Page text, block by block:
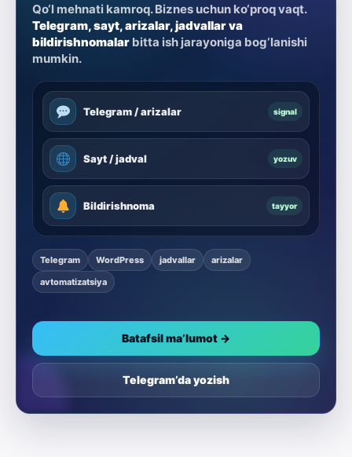
Qo‘l mehnati kamroq. Biznes uchun ko‘proq vaqt.
Telegram, sayt, arizalar, jadvallar va
bildirishnomalar bitta ish jarayoniga bog‘lanishi
mumkin.
Telegram / arizalar signal
Sayt / jadval yozuv
Bildirishnoma tayyor
Telegram WordPress jadvallar
arizalar
avtomatizatsiya
Batafsil ma’lumot →
Telegram’da yozish